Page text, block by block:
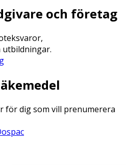
och företag
för dig som vill prenumerera